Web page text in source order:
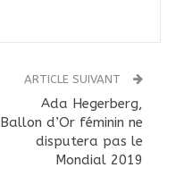
ARTICLE SUIVANT
Ada Hegerberg,
Ballon d’Or féminin ne
disputera pas le
Mondial 2019